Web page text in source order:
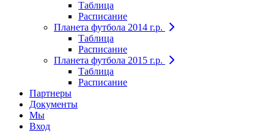
Таблица
Расписание
Планета футбола 2014 г.р.
Таблица
Расписание
Планета футбола 2015 г.р.
Таблица
Расписание
Партнеры
Документы
Мы
Вход